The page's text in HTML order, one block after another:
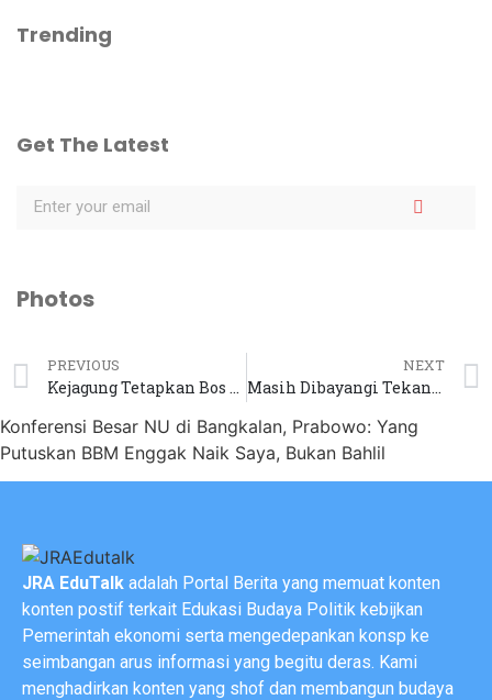
Trending
Get The Latest
Photos
PREVIOUS
Kejagung Tetapkan Bos Vendor Motor Listrik Tersangka Baru Korupsi MBG
NEXT
Masih Dibayangi Tekanan Global, Rupiah ‘Sejengkal Lagi’ Tembus Rp18.000/US$
Konferensi Besar NU di Bangkalan, Prabowo: Yang
Putuskan BBM Enggak Naik Saya, Bukan Bahlil
JRA EduTalk adalah Portal Berita yang memuat konten
konten postif terkait Edukasi Budaya Politik kebijkan
Pemerintah ekonomi serta mengedepankan konsp ke
seimbangan arus informasi yang begitu deras. Kami
menghadirkan konten yang shof dan membangun budaya